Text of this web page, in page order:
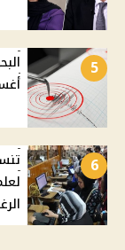
5
6